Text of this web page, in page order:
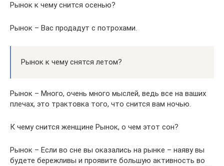
Рынок к чему снится осенью?
Рынок – Вас продадут с потрохами.
Рынок к чему снятся летом?
Рынок – Много, очень много мыслей, ведь все на ваших
плечах, это трактовка того, что снится вам ночью.
К чему снится женщине Рынок, о чем этот сон?
Рынок – Если во сне вы оказались на рынке – наяву вы
будете бережливы и проявите большую активность во